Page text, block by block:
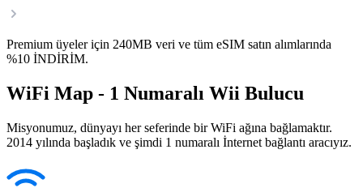
Premium üyeler için 240MB veri ve tüm eSIM satın alımlarında
%10 İNDİRİM.
WiFi Map - 1 Numaralı Wii Bulucu
Misyonumuz, dünyayı her seferinde bir WiFi ağına bağlamaktır.
2014 yılında başladık ve şimdi 1 numaralı İnternet bağlantı aracıyız.